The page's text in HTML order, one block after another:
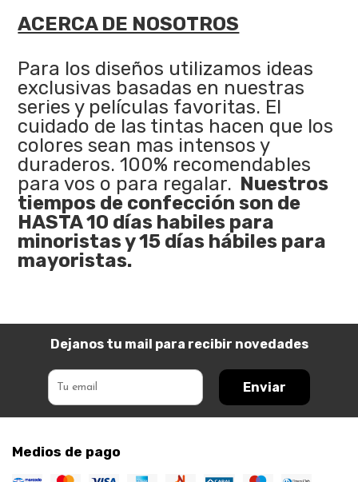
ACERCA DE NOSOTROS
Para los diseños utilizamos ideas
exclusivas basadas en nuestras
series y películas favoritas. El
cuidado de las tintas hacen que los
colores sean mas intensos y
duraderos. 100% recomendables
para vos o para regalar. Nuestros
tiempos de confección son de
HASTA 10 días habiles para
minoristas y 15 días hábiles para
mayoristas.
Dejanos tu mail para recibir novedades
Enviar
Medios de pago